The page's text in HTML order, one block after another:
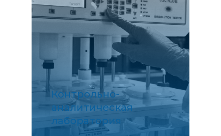
Контрольно-
аналитическая
лаборатория